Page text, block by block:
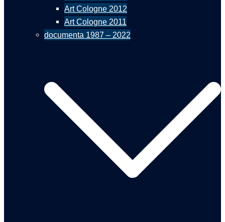
Art Cologne 2012
Art Cologne 2011
documenta 1987 – 2022